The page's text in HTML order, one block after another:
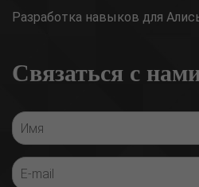
Разработка навыков для
Связаться с